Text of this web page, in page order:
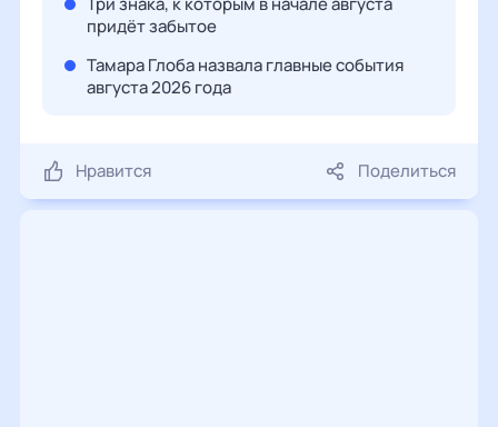
придёт забытое
Тамара Глоба назвала главные события
августа 2026 года
Нравится Поделиться